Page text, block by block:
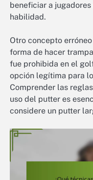
beneficiar a
habilidad.
Otro concepto
forma de hacer
fue prohibida en el
opción legítima para
Comprender las
uso del putter es
considere un putter